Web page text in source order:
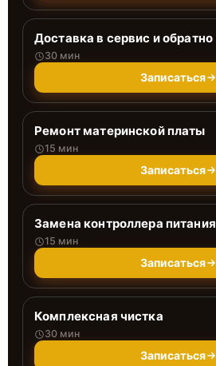
Доставка в сервис и обратно
30 мин
Записаться
Ремонт материнской платы
15 мин
Записаться
Замена контроллера питания
15 мин
Записаться
Комплексная чистка
30 мин
Записаться